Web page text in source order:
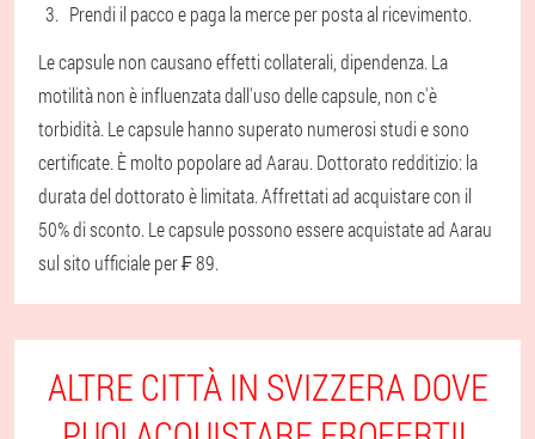
Prendi il pacco e paga la merce per posta al ricevimento.
Le capsule non causano effetti collaterali, dipendenza. La
motilità non è influenzata dall'uso delle capsule, non c'è
torbidità. Le capsule hanno superato numerosi studi e sono
certificate. È molto popolare ad Aarau. Dottorato redditizio: la
durata del dottorato è limitata. Affrettati ad acquistare con il
50% di sconto. Le capsule possono essere acquistate ad Aarau
sul sito ufficiale per ₣ 89.
ALTRE CITTÀ IN SVIZZERA DOVE